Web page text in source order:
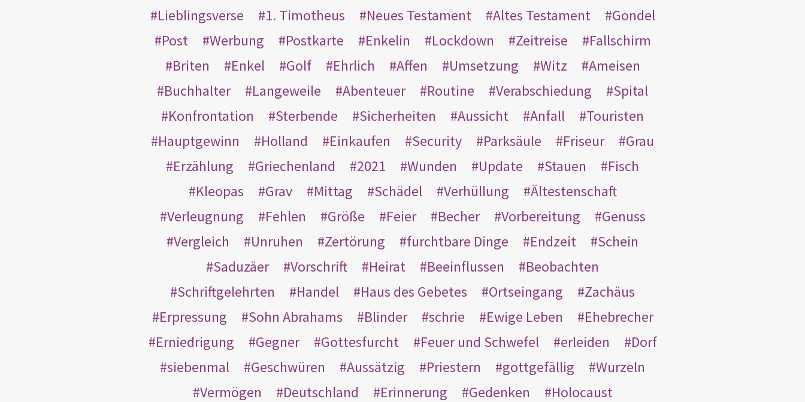
Lieblingsverse
1. Timotheus Neues Testament Altes Testament
Gondel
Post
Werbung Postkarte Enkelin Lockdown Zeitreise
Fallschirm
Briten
Enkel Golf Ehrlich Affen Umsetzung Witz
Ameisen
Buchhalter
Langeweile Abenteuer Routine Verabschiedung
Spital
Konfrontation
Sterbende Sicherheiten Aussicht Anfall
Touristen
Hauptgewinn
Holland Einkaufen Security Parksäule Friseur
Grau
Erzählung
Griechenland 2021 Wunden Update Stauen
Fisch
Kleopas
Grav Mittag Schädel Verhüllung
Ältestenschaft
Verleugnung
Fehlen Größe Feier Becher Vorbereitung
Genuss
Vergleich
Unruhen Zertörung furchtbare Dinge Endzeit
Schein
Saduzäer
Vorschrift Heirat Beeinflussen
Beobachten
Schriftgelehrten
Handel Haus des Gebetes Ortseingang
Zachäus
Erpressung
Sohn Abrahams Blinder schrie Ewige Leben
Ehebrecher
Erniedrigung
Gegner Gottesfurcht Feuer und Schwefel erleiden
Dorf
siebenmal
Geschwüren Aussätzig Priestern gottgefällig
Wurzeln
Vermögen
Deutschland Erinnerung Gedenken
Holocaust